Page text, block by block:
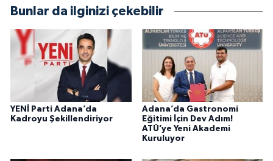
Bunlar da ilginizi çekebilir
YENİ Parti Adana’da
Kadroyu Şekillendiriyor
Adana’da Gastronomi
Eğitimi İçin Dev Adım!
ATÜ’ye Yeni Akademi
Kuruluyor